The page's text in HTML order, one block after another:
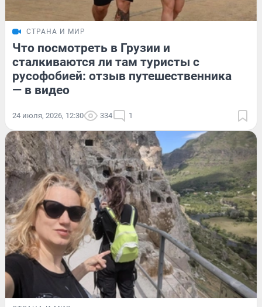
СТРАНА И МИР
Что посмотреть в Грузии и
сталкиваются ли там туристы с
русофобией: отзыв путешественника
— в видео
24 июля, 2026, 12:30 334 1